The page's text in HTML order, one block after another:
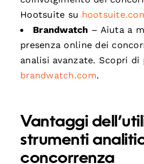
Hootsuite su
Brandwatch – Aiuta a
presenza online dei
analisi avanzate. Scopri di
brandwatch.com.
Vantaggi
strumenti
concorrenza